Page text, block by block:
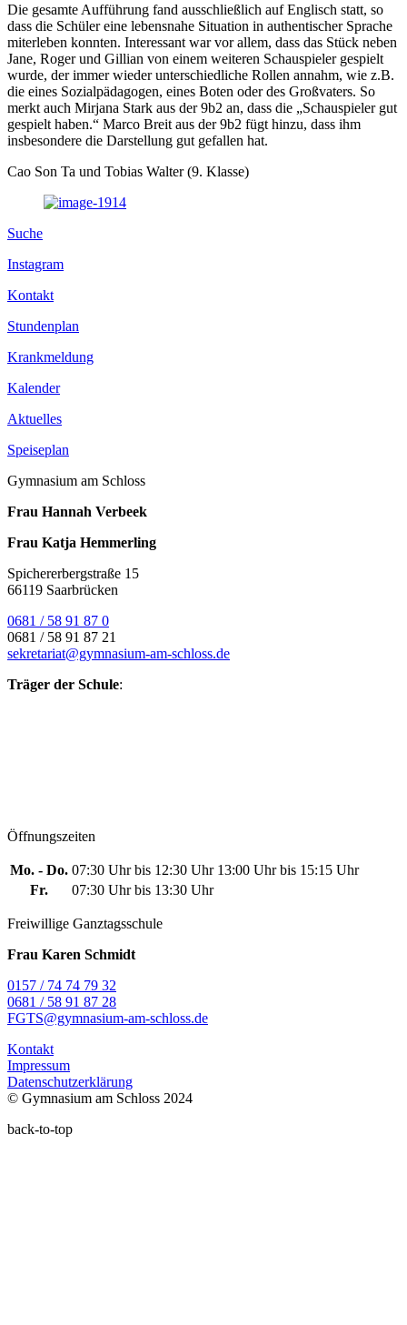
Die gesamte Aufführung fand ausschließlich auf Englisch statt, so
dass die Schüler eine lebensnahe Situation in authentischer Sprache
miterleben konnten. Interessant war vor allem, dass das Stück neben
Jane, Roger und Gillian von einem weiteren Schauspieler gespielt
wurde, der immer wieder unterschiedliche Rollen annahm, wie z.B.
die eines Sozialpädagogen, eines Boten oder des Großvaters. So
merkt auch Mirjana Stark aus der 9b2 an, dass die „Schauspieler gut
gespielt haben.“ Marco Breit aus der 9b2 fügt hinzu, dass ihm
insbesondere die Darstellung gut gefallen hat.
Cao Son Ta und Tobias Walter (9. Klasse)
Suche
Instagram
Kontakt
Stundenplan
Krankmeldung
Kalender
Aktuelles
Speiseplan
Gymnasium am Schloss
Frau Hannah Verbeek
Frau Katja Hemmerling
Spichererbergstraße 15
66119 Saarbrücken
0681 / 58 91 87 0
0681 / 58 91 87 21
sekretariat@gymnasium-am-schloss.de
Träger der Schule:
Öffnungszeiten
Mo. - Do. 07:30 Uhr bis 12:30 Uhr 13:00 Uhr bis 15:15 Uhr
Fr.
07:30 Uhr bis 13:30 Uhr
Freiwillige Ganztagsschule
Frau Karen Schmidt
0157 / 74 74 79 32
0681 / 58 91 87 28
FGTS@gymnasium-am-schloss.de
Kontakt
Impressum
Datenschutzerklärung
© Gymnasium am Schloss 2024
back-to-top